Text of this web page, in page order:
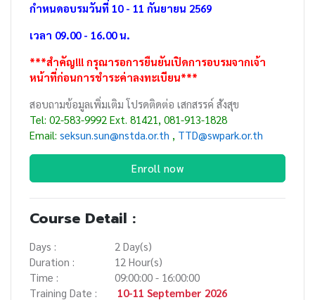
กำหนดอบรมวันที่ 10 - 11 กันยายน 2569
เวลา 09.00 - 16.00 น.
***สำคัญ!!! กรุณารอการยืนยันเปิดการอบรมจากเจ้า
หน้าที่ก่อนการชำระค่าลงทะเบียน***
สอบถามข้อมูลเพิ่มเติม โปรดติดต่อ เสกสรรค์ สังสุข
Tel: 02-583-9992 Ext. 81421, 081-913-1828
Email: seksun.sun@nstda.or.th TTD@swpark.or.th
Enroll now
Course Detail :
Days :
2 Day(s)
Duration :
12 Hour(s)
Time :
09:00:00 - 16:00:00
Training Date :
10-11 September 2026